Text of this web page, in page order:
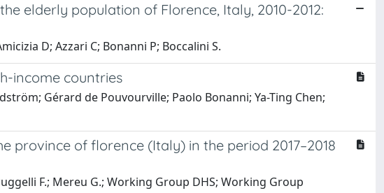
elderly population of Florence, Italy, 2010-2012:
D; Azzari C; Bonanni P; Boccalini S.
income countries
Gérard de Pouvourville; Paolo Bonanni; Ya-Ting Chen;
of florence (Italy) in the period 2017–2018
F.; Mereu G.; Working Group DHS; Working Group